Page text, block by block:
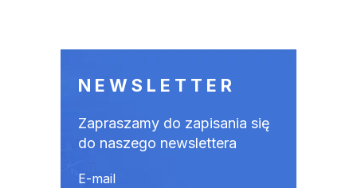
NEWSLETTER
Zapraszamy do zapisania się
do naszego newslettera
E-mail